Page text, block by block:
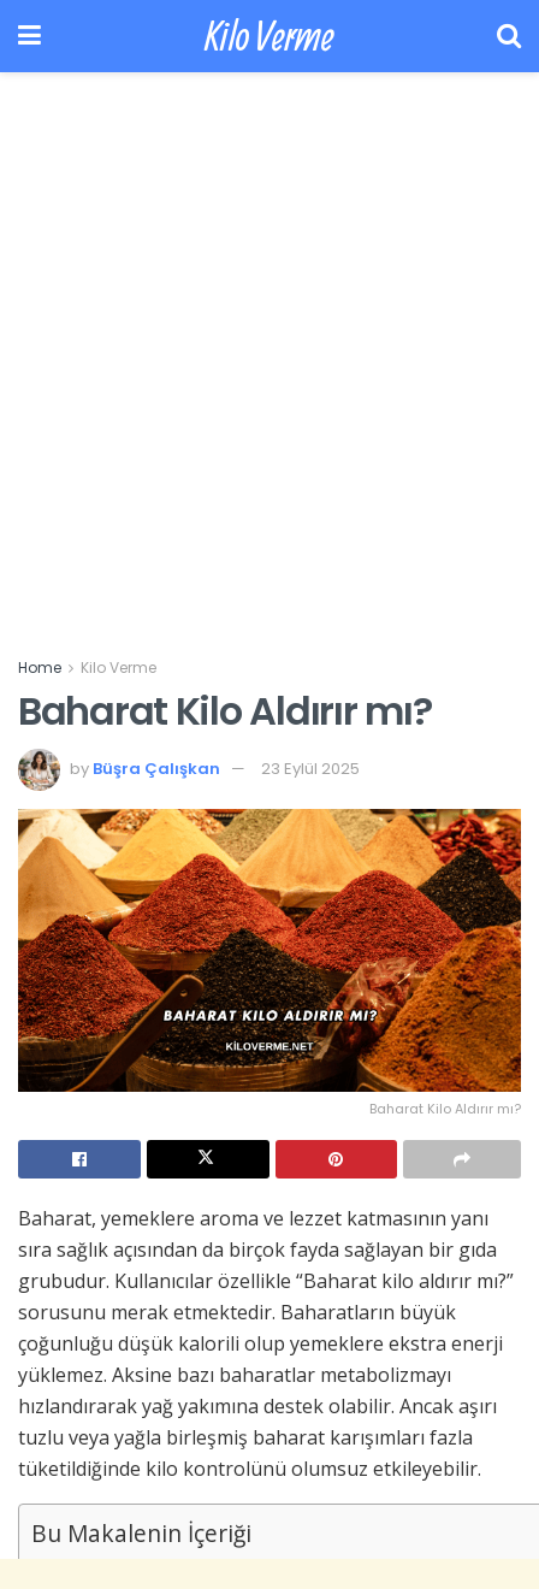
Kilo Verme
Home Kilo Verme
Baharat Kilo Aldırır mı?
by Büşra Çalışkan 23 Eylül 2025
Baharat Kilo Aldırır mı?
Baharat, yemeklere aroma ve lezzet katmasının yanı
sıra sağlık açısından da birçok fayda sağlayan bir gıda
grubudur. Kullanıcılar özellikle “Baharat kilo aldırır mı?”
sorusunu merak etmektedir. Baharatların büyük
çoğunluğu düşük kalorili olup yemeklere ekstra enerji
yüklemez. Aksine bazı baharatlar metabolizmayı
hızlandırarak yağ yakımına destek olabilir. Ancak aşırı
tuzlu veya yağla birleşmiş baharat karışımları fazla
tüketildiğinde kilo kontrolünü olumsuz etkileyebilir.
Bu Makalenin İçeriği